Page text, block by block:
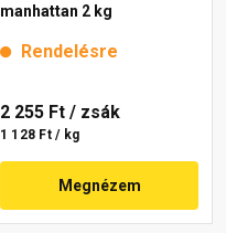
manhattan 2 kg
Rendelésre
2 255 Ft / zsák
1 128 Ft / kg
Megnézem